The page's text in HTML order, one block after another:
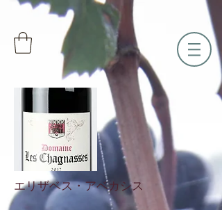
エリザベス・アベカシス